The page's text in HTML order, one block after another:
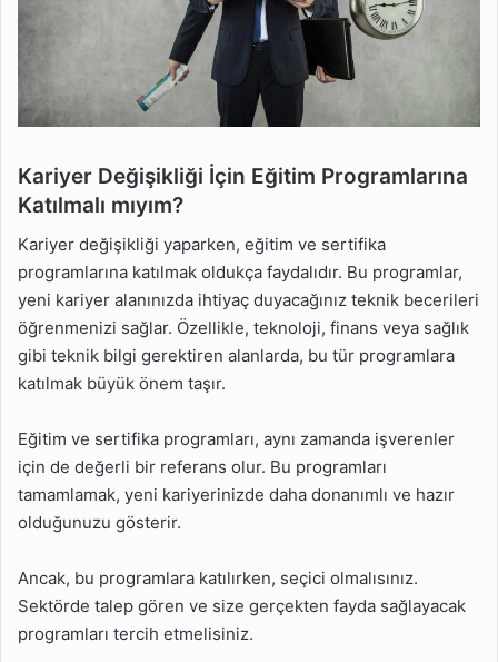
Kariyer Değişikliği İçin Eğitim Programlarına
Katılmalı mıyım?
Kariyer değişikliği yaparken, eğitim ve sertifika
programlarına katılmak oldukça faydalıdır. Bu programlar,
yeni kariyer alanınızda ihtiyaç duyacağınız teknik becerileri
öğrenmenizi sağlar. Özellikle, teknoloji, finans veya sağlık
gibi teknik bilgi gerektiren alanlarda, bu tür programlara
katılmak büyük önem taşır.
Eğitim ve sertifika programları, aynı zamanda işverenler
için de değerli bir referans olur. Bu programları
tamamlamak, yeni kariyerinizde daha donanımlı ve hazır
olduğunuzu gösterir.
Ancak, bu programlara katılırken, seçici olmalısınız.
Sektörde talep gören ve size gerçekten fayda sağlayacak
programları tercih etmelisiniz.